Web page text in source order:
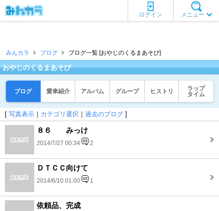
メニュー
ログイン
みんカラ ブログ ブログ一覧 [おやじのくるまあそび]
おやじのくるまあそび
ブログ 愛車紹介 アルバム グループ ヒストリ
ラップ
タイム
[ 写真表示 ｜ カテゴリ選択 ｜ 過去のブログ ]
８６ みっけ
2014/7/27 00:34 2
ＤＴＣＣ向けて
2014/6/10 01:00 1
依頼品、完成